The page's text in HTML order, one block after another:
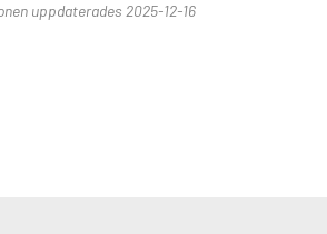
uppdaterades 2025-12-16